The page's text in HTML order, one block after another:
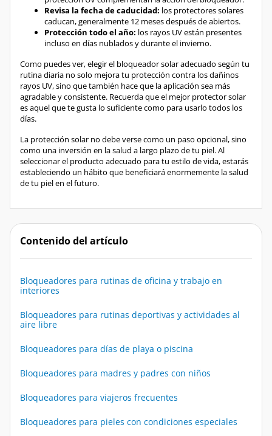
caducan, generalmente 12 meses después de abiertos.
Protección todo el año:los rayos UV están presentes
incluso en días nublados y durante el invierno.
Como puedes ver, elegir el bloqueador solar adecuado según tu
rutina diaria no solo mejora tu protección contra los dañinos
rayos UV, sino que también hace que la aplicación sea más
agradable y consistente. Recuerda que el mejor protector solar
es aquel que te gusta lo suficiente como para usarlo todos los
días.
La protección solar no debe verse como un paso opcional, sino
como una inversión en la salud a largo plazo de tu piel. Al
seleccionar el producto adecuado para tu estilo de vida, estarás
estableciendo un hábito que beneficiará enormemente la salud
de tu piel en el futuro.
Contenido del artículo
interiores
aire libre